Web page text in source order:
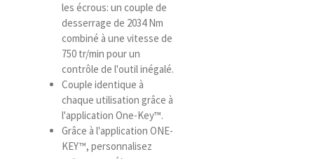
les écrous: un couple de
desserrage de 2034 Nm
combiné à une vitesse de
750 tr/min pour un
contrôle de l'outil inégalé.
Couple identique à
chaque utilisation grâce à
l'application One-Key™.
Grâce à l'application ONE-
KEY™, personnalisez